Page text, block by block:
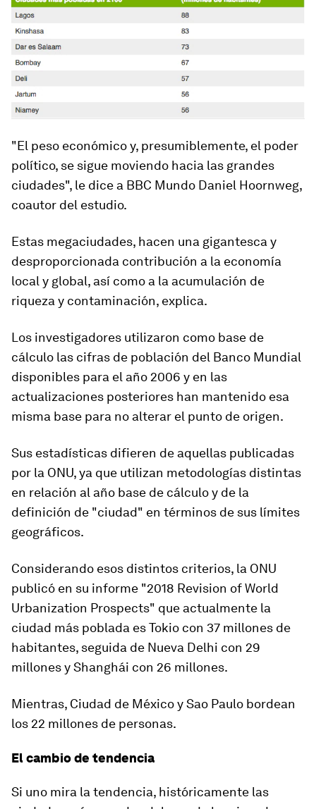
"El peso económico y, presumiblemente, el poder
político, se sigue moviendo hacia las grandes
ciudades", le dice a BBC Mundo Daniel Hoornweg,
coautor del estudio.
Estas megaciudades, hacen una gigantesca y
desproporcionada contribución a la economía
local y global, así como a la acumulación de
riquezay contaminación, explica.
Los investigadores utilizaron como base de
cálculo las cifras de población del Banco Mundial
disponibles para el año 2006 y en las
actualizaciones posteriores han mantenido esa
misma base para no alterar el punto de origen.
Sus estadísticas difieren de aquellas publicadas
por la ONU, ya que utilizan metodologías distintas
en relación al año base de cálculo y de la
definición de "ciudad" en términos de sus límites
geográficos.
Considerando esos distintos criterios, la ONU
publicó en su informe "2018 Revision of World
Urbanization Prospects" que actualmente la
ciudad más poblada esTokio con 37 millones de
habitantes, seguida de Nueva Delhi con 29
millones y Shanghái con 26 millones.
Mientras, Ciudad de México y Sao Paulo bordean
los 22 millones de personas.
El cambio de tendencia
Si uno mira la tendencia, históricamente las